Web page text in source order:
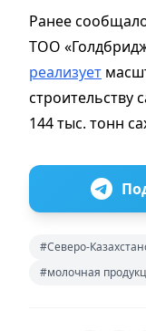
Ранее
ТОО
реализует
строительству
144 тыс. тонн
#Северо-
#молочная